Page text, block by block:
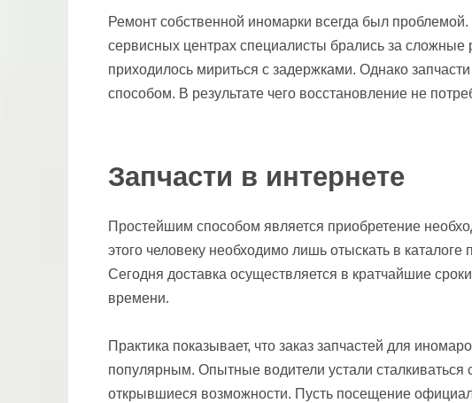
Ремонт собственной иномарки всегда был
сервисных центрах специалисты брались за сложные
приходилось мириться с задержками. Однако
способом. В результате чего восстановление не
Запчасти в интернете
Простейшим способом является приобретение
этого человеку необходимо лишь отыскать в
Сегодня доставка осуществляется в кратчайшие
времени.
Практика показывает, что заказ запчастей для
популярным. Опытные водители устали сталкиваться
открывшиеся возможности. Пусть посещение